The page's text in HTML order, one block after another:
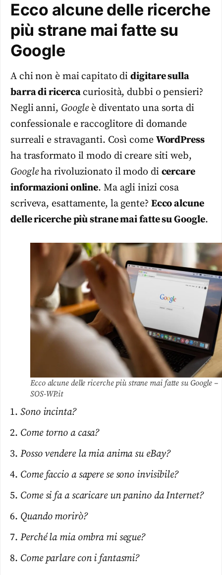
Ecco alcune delle ricerche
più strane mai fatte su
Google
A chi non è mai capitato didigitare sulla
barra di ricercacuriosità, dubbi o pensieri?
Negli anni, Googleè diventato una sorta di
confessionale e raccoglitore di domande
surreali e stravaganti. Così come WordPress
ha trasformato il modo di creare siti web,
Googleha rivoluzionato il modo di cercare
informazioni online. Ma agli inizi cosa
scriveva, esattamente, la gente? Ecco alcune
delle ricerche più strane mai fatte su Google.
Ecco alcune delle ricerche più strane mai fatte su Google –
SOS-WP.it
Sono incinta?
Come torno a casa?
Posso vendere la mia anima su eBay?
Come faccio a sapere se sono invisibile?
Come si fa a scaricare un panino da Internet?
Quando morirò?
Perché la mia ombra mi segue?
Come parlare con i fantasmi?